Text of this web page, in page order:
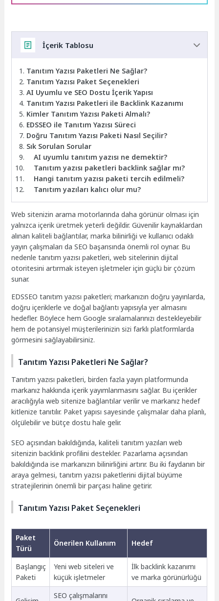
İçerik Tablosu
Tanıtım Yazısı Paketleri Ne Sağlar?
Tanıtım Yazısı Paket Seçenekleri
AI Uyumlu ve SEO Dostu İçerik Yapısı
Tanıtım Yazısı Paketleri ile Backlink Kazanımı
Kimler Tanıtım Yazısı Paketi Almalı?
EDSSEO ile Tanıtım Yazısı Süreci
Doğru Tanıtım Yazısı Paketi Nasıl Seçilir?
Sık Sorulan Sorular
AI uyumlu tanıtım yazısı ne demektir?
Tanıtım yazısı paketleri backlink sağlar mı?
Hangi tanıtım yazısı paketi tercih edilmeli?
Tanıtım yazıları kalıcı olur mu?
Web sitenizin arama motorlarında daha görünür olması için
yalnızca içerik üretmek yeterli değildir. Güvenilir kaynaklardan
alınan kaliteli bağlantılar, marka bilinirliği ve kullanıcı odaklı
yayın çalışmaları da SEO başarısında önemli rol oynar. Bu
nedenle tanıtım yazısı paketleri, web sitelerinin dijital
otoritesini artırmak isteyen işletmeler için güçlü bir çözüm
sunar.
EDSSEO tanıtım yazısı paketleri; markanızın doğru yayınlarda,
doğru içeriklerle ve doğal bağlantı yapısıyla yer almasını
hedefler. Böylece hem Google sıralamalarınızı destekleyebilir
hem de potansiyel müşterilerinizin sizi farklı platformlarda
görmesini sağlayabilirsiniz.
Tanıtım Yazısı Paketleri Ne Sağlar?
Tanıtım yazısı paketleri, birden fazla yayın platformunda
markanız hakkında içerik yayımlanmasını sağlar. Bu içerikler
aracılığıyla web sitenize bağlantılar verilir ve markanız hedef
kitlenize tanıtılır. Paket yapısı sayesinde çalışmalar daha planlı,
ölçülebilir ve bütçe dostu hale gelir.
SEO açısından bakıldığında, kaliteli tanıtım yazıları web
sitenizin backlink profilini destekler. Pazarlama açısından
bakıldığında ise markanızın bilinirliğini artırır. Bu iki faydanın bir
araya gelmesi, tanıtım yazısı paketlerini dijital büyüme
stratejilerinin önemli bir parçası haline getirir.
Tanıtım Yazısı Paket Seçenekleri
Paket
Türü
Önerilen Kullanım Hedef
Başlangıç
Paketi
Yeni web siteleri ve
küçük işletmeler
İlk backlink kazanımı
ve marka görünürlüğü
SEO çalışmalarını